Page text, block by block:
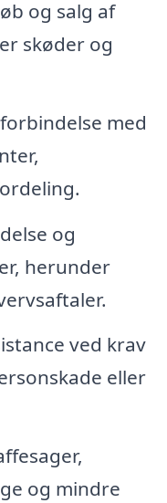
og salg af
skøder og
med
og
herunder
ved krav
eller
og mindre